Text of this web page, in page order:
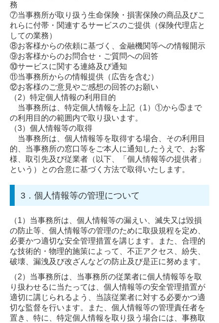
務
⑦当事務所が取り扱う生命保険・損害保険の商品及びこ
れらに付帯・関連するサービスのご提供（保険代理店と
しての業務）
⑧お客様からの依頼に基づく、金融機関等への情報開示
⑨お客様からのお問合せ・ご質問への回答
⑩サービスに関する連絡及び通知
⑪当事務所からの情報提供（広告を含む）
⑫お客様のご意見やご感想の回答のお願い
（2） 特定個人情報の利用目的
当事務所は、特定個人情報を上記 （1） ①から⑤まで
の利用目的の範囲内で取り扱います。
（3） 個人情報等の取得
当事務所は、個人情報等を取得する場合、その利用目
的、当事務所の窓口等をご本人に通知したうえで、お客
様、取引先及び従業者（以下、「個人情報等の提供者」
という）との合意に基づく方法で取得いたします。
3．個人情報等の管理について
（1） 当事務所は、個人情報等の漏えい、滅失又は毀損
の防止等、個人情報等の管理のために取扱規程を定め、
必要かつ適切な安全管理措置を講じます。また、合理的
な技術的・物理的施策によって、不正アクセス、紛失、
破壊、漏洩及び改ざんなどの防止及び是正に努めます。
（2） 当事務所は、当事務所の従業者に個人情報等を取
り扱わせるに当たっては、個人情報等の安全管理措置が
適切に講じられるよう、当該従業者に対する必要かつ適
切な監督を行います。また、個人情報等の管理責任者を
置き、特に、特定個人情報を取り扱う場合には、事務取